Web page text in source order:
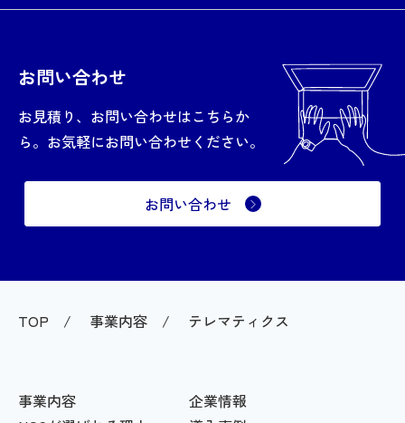
お問い合わせ
お見積り、お問い合わせはこちらか
ら。お気軽にお問い合わせください。
お問い合わせ
TOP 事業内容 テレマティクス
事業内容
企業情報